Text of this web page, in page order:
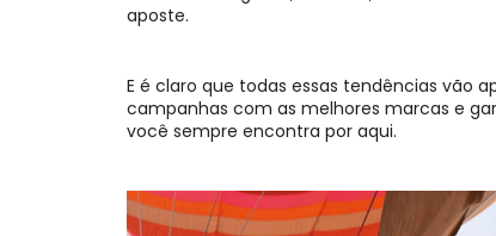
aposte.
E é claro que todas essas tendências vão
campanhas com as melhores marcas e
você sempre encontra por aqui.